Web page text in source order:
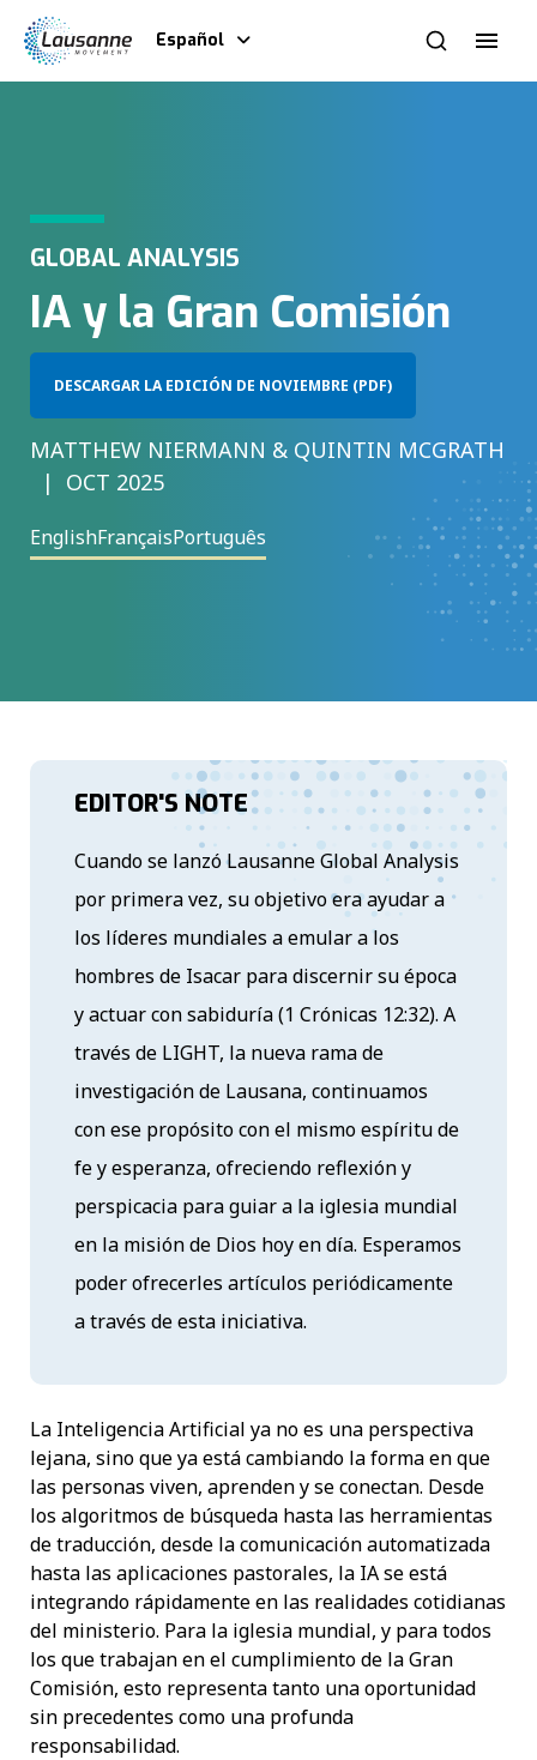
Español
GLOBAL ANALYSIS
IA y la Gran Comisión
DESCARGAR LA EDICIÓN DE NOVIEMBRE (PDF)
MATTHEW NIERMANN & QUINTIN MCGRATH
OCT 2025
EnglishFrançaisPortuguês
EDITOR'S NOTE
Cuando se lanzó Lausanne Global Analysis
por primera vez, su objetivo era ayudar a
los líderes mundiales a emular a los
hombres de Isacar para discernir su época
y actuar con sabiduría (1 Crónicas 12:32). A
través de LIGHT, la nueva rama de
investigación de Lausana, continuamos
con ese propósito con el mismo espíritu de
fe y esperanza, ofreciendo reflexión y
perspicacia para guiar a la iglesia mundial
en la misión de Dios hoy en día. Esperamos
poder ofrecerles artículos periódicamente
a través de esta iniciativa.
La Inteligencia Artificial ya no es una perspectiva
lejana, sino que ya está cambiando la forma en que
las personas viven, aprenden y se conectan. Desde
los algoritmos de búsqueda hasta las herramientas
de traducción, desde la comunicación automatizada
hasta las aplicaciones pastorales, la IA se está
integrando rápidamente en las realidades cotidianas
del ministerio. Para la iglesia mundial, y para todos
los que trabajan en el cumplimiento de la Gran
Comisión, esto representa tanto una oportunidad
sin precedentes como una profunda
responsabilidad.